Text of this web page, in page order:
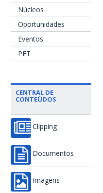
Núcleos
Oportunidades
Eventos
PET
CENTRAL DE
CONTEÚDOS
Clipping
Documentos
Imagens